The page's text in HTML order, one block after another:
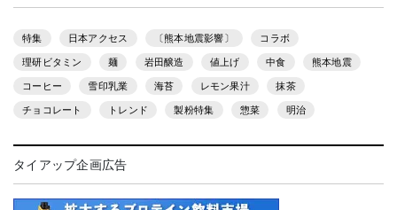
特集 日本アクセス 〔熊本地震影響〕 コラボ
理研ビタミン 麺 岩田醸造 値上げ 中食 熊本地震
コーヒー 雪印乳業 海苔 レモン果汁 抹茶
チョコレート トレンド 製粉特集 惣菜 明治
タイアップ企画広告